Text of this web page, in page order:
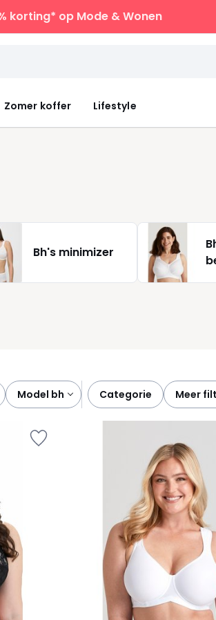
korting* op Mode & Wonen
Zomer koffer Lifestyle
Bh's minimizer
model bh categorie meer